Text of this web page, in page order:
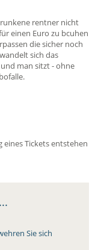
rentner nicht
einen Euro zu bcuhen
die sicher noch
sich das
man sitzt - ohne
Tickets entstehen
Sie sich